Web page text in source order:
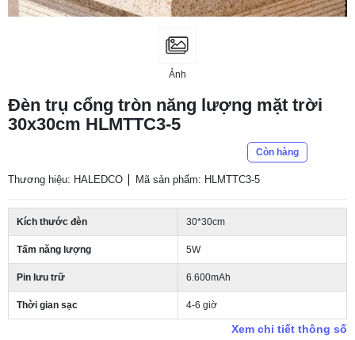
Ảnh
Đèn trụ cổng tròn năng lượng mặt trời
30x30cm HLMTTC3-5
Còn hàng
Thương hiệu: HALEDCO Mã sản phẩm: HLMTTC3-5
Kích thước đèn 30*30cm
Tấm năng lượng 5W
Pin lưu trữ 6.600mAh
Thời gian sạc 4-6 giờ
Xem chi tiết thông số